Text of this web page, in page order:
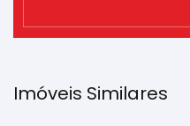
Imóveis Similares